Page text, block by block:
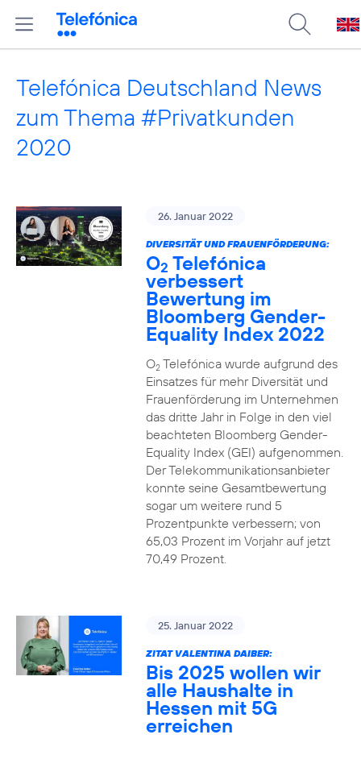
Telefónica Deutschland News
zum Thema #Privatkunden
2020
26. Januar 2022
DIVERSITÄT UND FRAUENFÖRDERUNG:
O2 Telefónica
verbessert
Bewertung im
Bloomberg Gender-
Equality Index 2022
O2Telefónica wurde aufgrund des
Einsatzes für mehr Diversität und
Frauenförderung im Unternehmen
das dritte Jahr in Folge in den viel
beachteten Bloomberg Gender-
Equality Index (GEI) aufgenommen.
Der Telekommunikationsanbieter
konnte seine Gesamtbewertung
sogar um weitere rund 5
Prozentpunkte verbessern; von
65,03 Prozent im Vorjahr auf jetzt
70,49 Prozent.
25. Januar 2022
ZITAT VALENTINA DAIBER:
Bis 2025 wollen wir
alle Haushalte in
Hessen mit 5G
erreichen